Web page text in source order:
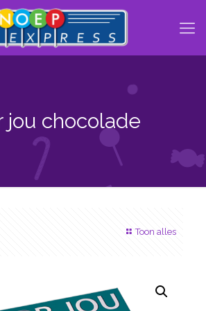
jou chocolade
Toon alles